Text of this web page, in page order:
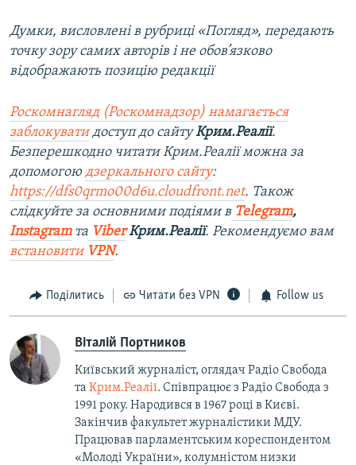
Думки, висловлені в рубриці «Погляд», передають
точку зору самих авторів і не обов’язково
відображають позицію редакції
Роскомнагляд (Роскомнадзор) намагається
заблокуватидоступ до сайтуКрим.Реалії.
Безперешкодно читати Крим.Реалії можна за
допомогою дзеркального сайту:
https://dfs0qrmo00d6u.cloudfront.net. Також
слідкуйте за основними подіями в Telegram,
Instagramта Viber Крим.Реалії. Рекомендуємо вам
встановити VPN.
Поділитись Читати без VPN Follow us
Віталій Портников
Київський журналіст, оглядач Радіо Свобода
та Крим.Реалії. Співпрацює з Радіо Свобода з
1991 року. Народився в 1967 році в Києві.
Закінчив факультет журналістики МДУ.
Працював парламентським кореспондентом
«Молоді України», колумністом низки